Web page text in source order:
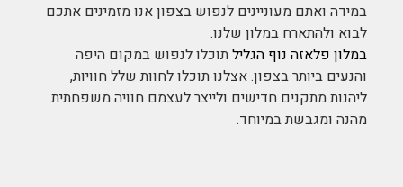
במידה ואתם מעוניינים לנפוש בצפון אנו מזמינים אתכם
לבוא ולהתארח במלון שלנו.
במלון פלאזה נוף הגלילתוכלו לנפוש במקום היפה
והנעים ביותר בצפון. אצלנו תוכלו לחוות שלל חוויות,
ליהנות מתקנים חדישים ולייצר לעצמם חוויה משפחתית
מהנה ומגבשת במיוחד.